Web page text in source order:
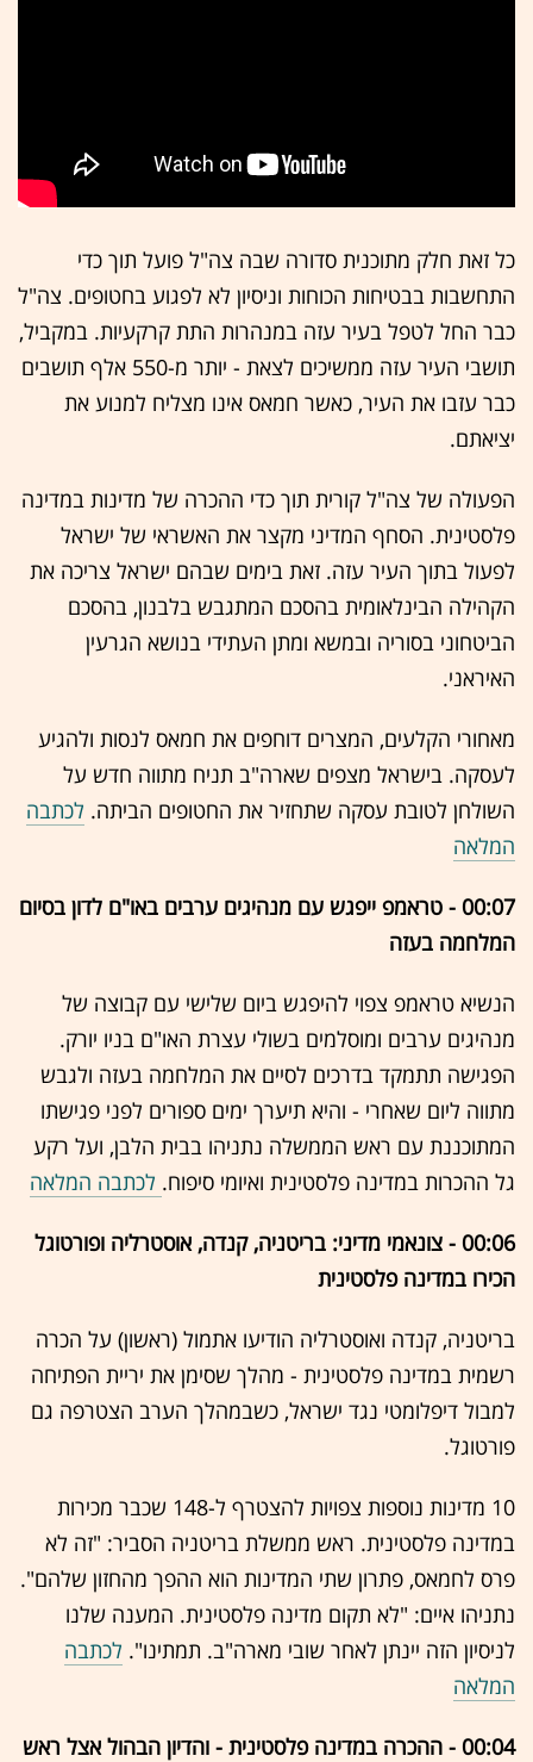
כל זאת חלק מתוכנית סדורה שבה צה"ל פועל תוך כדי
התחשבות בבטיחות הכוחות וניסיון לא לפגוע בחטופים. צה"ל
כבר החל לטפל בעיר עזה במנהרות התת קרקעיות. במקביל,
תושבי העיר עזה ממשיכים לצאת - יותר מ-550 אלף תושבים
כבר עזבו את העיר, כאשר חמאס אינו מצליח למנוע את
יציאתם.
הפעולה של צה"ל קורית תוך כדי ההכרה של מדינות במדינה
פלסטינית. הסחף המדיני מקצר את האשראי של ישראל
לפעול בתוך העיר עזה. זאת בימים שבהם ישראל צריכה את
הקהילה הבינלאומית בהסכם המתגבש בלבנון, בהסכם
הביטחוני בסוריה ובמשא ומתן העתידי בנושא הגרעין
האיראני.
מאחורי הקלעים, המצרים דוחפים את חמאס לנסות ולהגיע
לעסקה. בישראל מצפים שארה"ב תניח מתווה חדש על
השולחן לטובת עסקה שתחזיר את החטופים הביתה. לכתבה
המלאה
00:07 - טראמפ ייפגש עם מנהיגים ערבים באו"ם לדון בסיום
המלחמה בעזה
הנשיא טראמפ צפוי להיפגש ביום שלישי עם קבוצה של
מנהיגים ערבים ומוסלמים בשולי עצרת האו"ם בניו יורק.
הפגישה תתמקד בדרכים לסיים את המלחמה בעזה ולגבש
מתווה ליום שאחרי - והיא תיערך ימים ספורים לפני פגישתו
המתוכננת עם ראש הממשלה נתניהו בבית הלבן, ועל רקע
גל ההכרות במדינה פלסטינית ואיומי סיפוח. לכתבה המלאה
00:06 - צונאמי מדיני: בריטניה, קנדה, אוסטרליה ופורטוגל
הכירו במדינה פלסטינית
בריטניה, קנדה ואוסטרליה הודיעו אתמול (ראשון) על הכרה
רשמית במדינה פלסטינית - מהלך שסימן את יריית הפתיחה
למבול דיפלומטי נגד ישראל, כשבמהלך הערב הצטרפה גם
פורטוגל.
10 מדינות נוספות צפויות להצטרף ל-148 שכבר מכירות
במדינה פלסטינית. ראש ממשלת בריטניה הסביר: "זה לא
פרס לחמאס, פתרון שתי המדינות הוא ההפך מהחזון שלהם".
נתניהו איים: "לא תקום מדינה פלסטינית. המענה שלנו
לניסיון הזה יינתן לאחר שובי מארה"ב. תמתינו". לכתבה
המלאה
00:04 - ההכרה במדינה פלסטינית - והדיון הבהול אצל ראש